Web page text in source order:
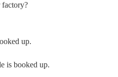
up.
is booked up.